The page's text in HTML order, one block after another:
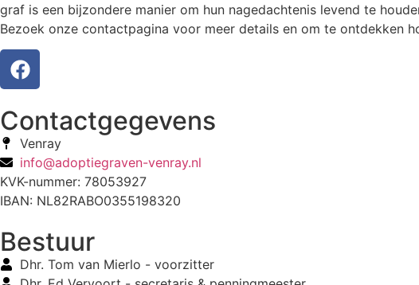
graf is een bijzondere manier om hun nagedachtenis levend te
Bezoek onze contactpagina voor meer details en om te ontdekken
Contactgegevens
Venray
info@adoptiegraven-venray.nl
KVK-nummer: 78053927
IBAN: NL82RABO0355198320
Bestuur
Dhr. Tom van Mierlo - voorzitter